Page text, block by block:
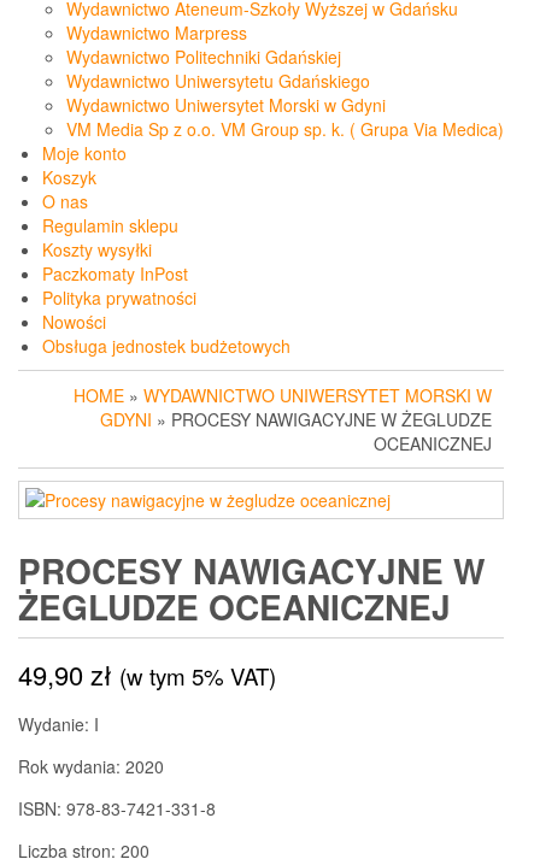
Wydawnictwo Ateneum-Szkoły Wyższej w Gdańsku
Wydawnictwo Marpress
Wydawnictwo Politechniki Gdańskiej
Wydawnictwo Uniwersytetu Gdańskiego
Wydawnictwo Uniwersytet Morski w Gdyni
VM Media Sp z o.o. VM Group sp. k. ( Grupa Via Medica)
Moje konto
Koszyk
O nas
Regulamin sklepu
Koszty wysyłki
Paczkomaty InPost
Polityka prywatności
Nowości
Obsługa jednostek budżetowych
HOME » WYDAWNICTWO UNIWERSYTET MORSKI W
GDYNI » PROCESY NAWIGACYJNE W ŻEGLUDZE
OCEANICZNEJ
PROCESY NAWIGACYJNE W
ŻEGLUDZE OCEANICZNEJ
49,90zł (w tym 5% VAT)
Wydanie: I
Rok wydania: 2020
ISBN: 978-83-7421-331-8
Liczba stron: 200